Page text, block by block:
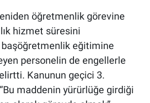
öğretmenlik görevine
hizmet süresini
eğitimine
personelin de engellerle
Kanunun geçici 3.
maddenin yürürlüğe girdiği